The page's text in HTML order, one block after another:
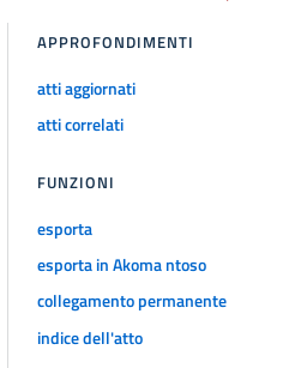
APPROFONDIMENTI
atti aggiornati
atti correlati
FUNZIONI
esporta
esporta in Akoma ntoso
collegamento permanente
indice dell'atto